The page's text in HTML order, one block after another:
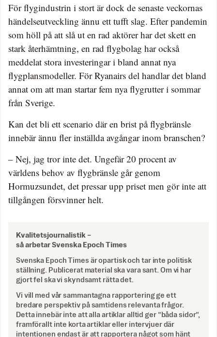
För flygindustrin i stort är dock de senaste veckornas
händelseutveckling ännu ett tufft slag. Efter pandemin
som höll på att slå ut en rad aktörer har det skett en
stark återhämtning, en rad flygbolag har också
meddelat stora investeringar i bland annat nya
flygplansmodeller. För Ryanairs del handlar det bland
annat om att man startar fem nya flygrutter i sommar
från Sverige.
Kan det bli ett scenario där en brist på flygbränsle
innebär ännu fler inställda avgångar inom branschen?
– Nej, jag tror inte det. Ungefär 20 procent av
världens behov av flygbränsle går genom
Hormuzsundet, det pressar upp priset men gör inte att
tillgången försvinner helt.
Kvalitetsjournalistik –
så arbetar Svenska Epoch Times
Svenska Epoch Times är opartisk och tar inte politisk
ställning. Publicerat material ska vara sant. Om vi har
gjort fel ska vi skyndsamt rätta det.
Vi vill med vår sammantagna rapportering ge ett
bredare perspektiv på samtidens relevanta frågor.
Detta innebär inte att alla artiklar alltid ger ”båda sidor”,
framförallt inte korta artiklar eller intervjuer där
intentionen endast är att rapportera något som hänt